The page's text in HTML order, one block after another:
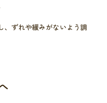
、ずれや緩みがないよう調